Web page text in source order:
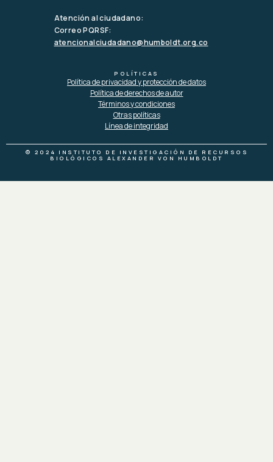
Atención al ciudadano:
Correo PQRSF:
atencionalciudadano@humboldt.org.co
POLÍTICAS
Política de privacidad y protección de datos
Política de derechos de autor
Términos y condiciones
Otras políticas
Línea de integridad
© 2024 INSTITUTO DE INVESTIGACIÓN DE RECURSOS
BIOLÓGICOS ALEXANDER VON HUMBOLDT